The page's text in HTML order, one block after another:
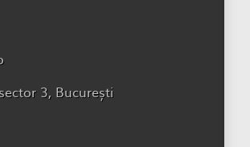
3, București